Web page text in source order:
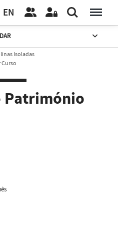
EN
Isoladas
Património